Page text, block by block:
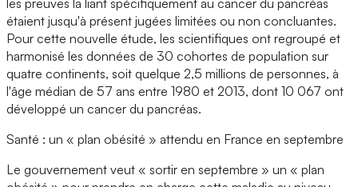
étaient jusqu'à présent jugées limitées ou non concluantes.
Pour cette nouvelle étude, les scientifiques ont regroupé et
harmonisé les données de 30 cohortes de population sur
quatre continents, soit quelque 2,5 millions de personnes, à
l'âge médian de 57 ans entre 1980 et 2013, dont 10 067 ont
développé un cancer du pancréas.
Santé : un « plan obésité » attendu en France en septembre
Le gouvernement veut « sortir en septembre » un « plan